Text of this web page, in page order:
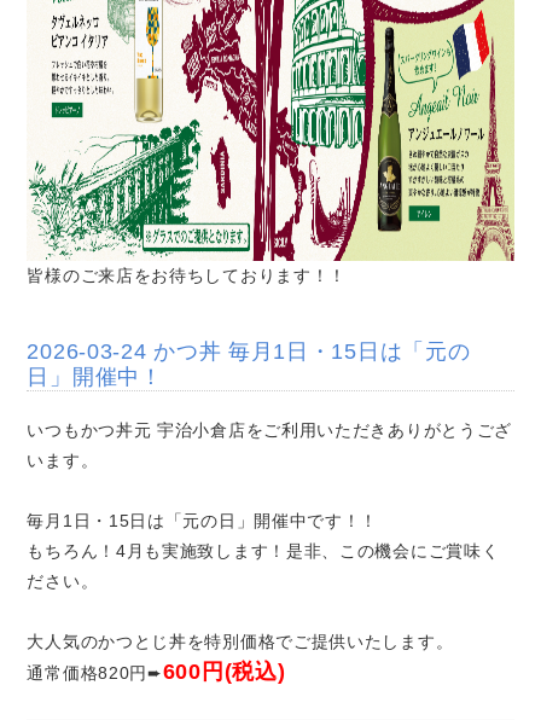
皆様のご来店をお待ちしております！！
2026-03-24 かつ丼 毎月1日・15日は「元の
日」開催中！
いつもかつ丼元 宇治小倉店をご利用いただきありがとうござ
います。
毎月1日・15日は「元の日」開催中です！！
もちろん！4月も実施致します！是非、この機会にご賞味く
ださい。
大人気のかつとじ丼を特別価格でご提供いたします。
通常価格820円➨600円(税込)